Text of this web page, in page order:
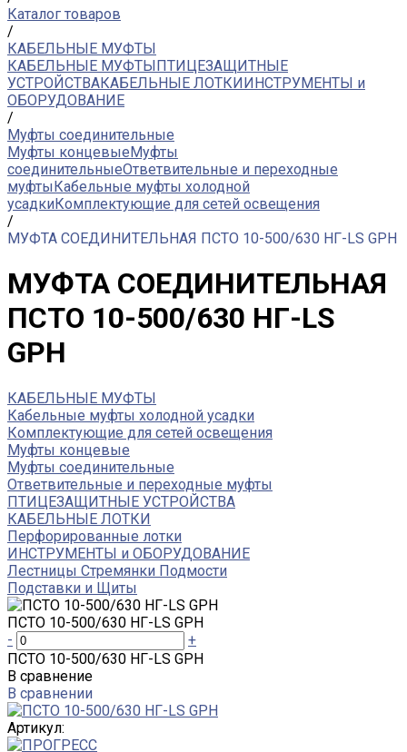
Каталог товаров
/
КАБЕЛЬНЫЕ МУФТЫ
КАБЕЛЬНЫЕ МУФТЫПТИЦЕЗАЩИТНЫЕ
УСТРОЙСТВАКАБЕЛЬНЫЕ ЛОТКИИНСТРУМЕНТЫ и
ОБОРУДОВАНИЕ
/
Муфты соединительные
Муфты концевыеМуфты
соединительныеОтветвительные и переходные
муфтыКабельные муфты холодной
усадкиКомплектующие для сетей освещения
/
МУФТА СОЕДИНИТЕЛЬНАЯ ПСТО 10-500/630 НГ-LS GPH
МУФТА СОЕДИНИТЕЛЬНАЯ
ПСТО 10-500/630 НГ-LS
GPH
КАБЕЛЬНЫЕ МУФТЫ
Кабельные муфты холодной усадки
Комплектующие для сетей освещения
Муфты концевые
Муфты соединительные
Ответвительные и переходные муфты
ПТИЦЕЗАЩИТНЫЕ УСТРОЙСТВА
КАБЕЛЬНЫЕ ЛОТКИ
Перфорированные лотки
ИНСТРУМЕНТЫ и ОБОРУДОВАНИЕ
Лестницы Стремянки Подмости
Подставки и Щиты
ПСТО 10-500/630 НГ-LS GPH
-
+
ПСТО 10-500/630 НГ-LS GPH
В сравнение
В сравнении
Артикул: